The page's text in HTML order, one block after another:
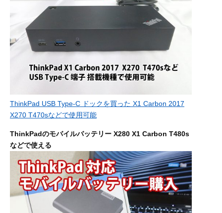
ThinkPad USB Type-C ドックを買った X1 Carbon 2017
X270 T470sなどで使用可能
ThinkPadのモバイルバッテリー X280 X1 Carbon T480s
などで使える